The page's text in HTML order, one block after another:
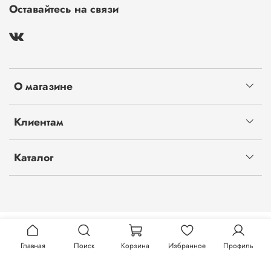
О магазине
Клиентам
Каталог
Оставайтесь на связи
Главная Поиск Корзина Избранное Профиль